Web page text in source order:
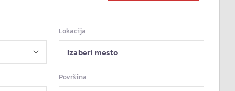
Lokacija
Izaberi mesto
Površina